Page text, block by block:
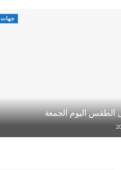
جهات
الطقس اليوم الجمعة